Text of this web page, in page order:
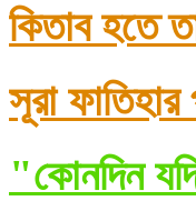
কিতাব হতে
সূরা
"কোনদিন